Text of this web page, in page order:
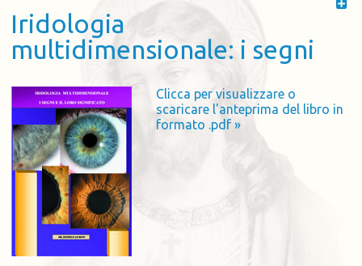
Iridologia
multidimensionale: i segni
Clicca per visualizzare o
scaricare l'anteprima del libro in
formato .pdf »